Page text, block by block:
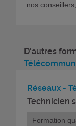
nos
D'autres
Réseaux -
Technicien
Formation